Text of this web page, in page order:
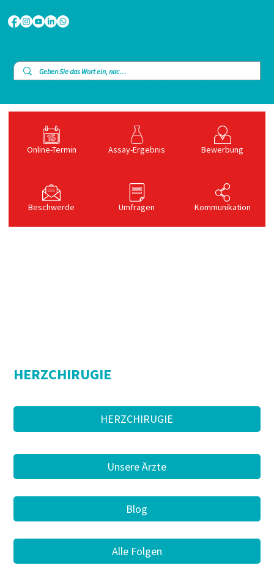
Alle Folgen
Blog
Unsere Ärzte
HERZCHIRUGIE
HERZCHIRUGIE
Online-Termin Assay-Ergebnis Bewerbung
Beschwerde Umfragen Kommunikation